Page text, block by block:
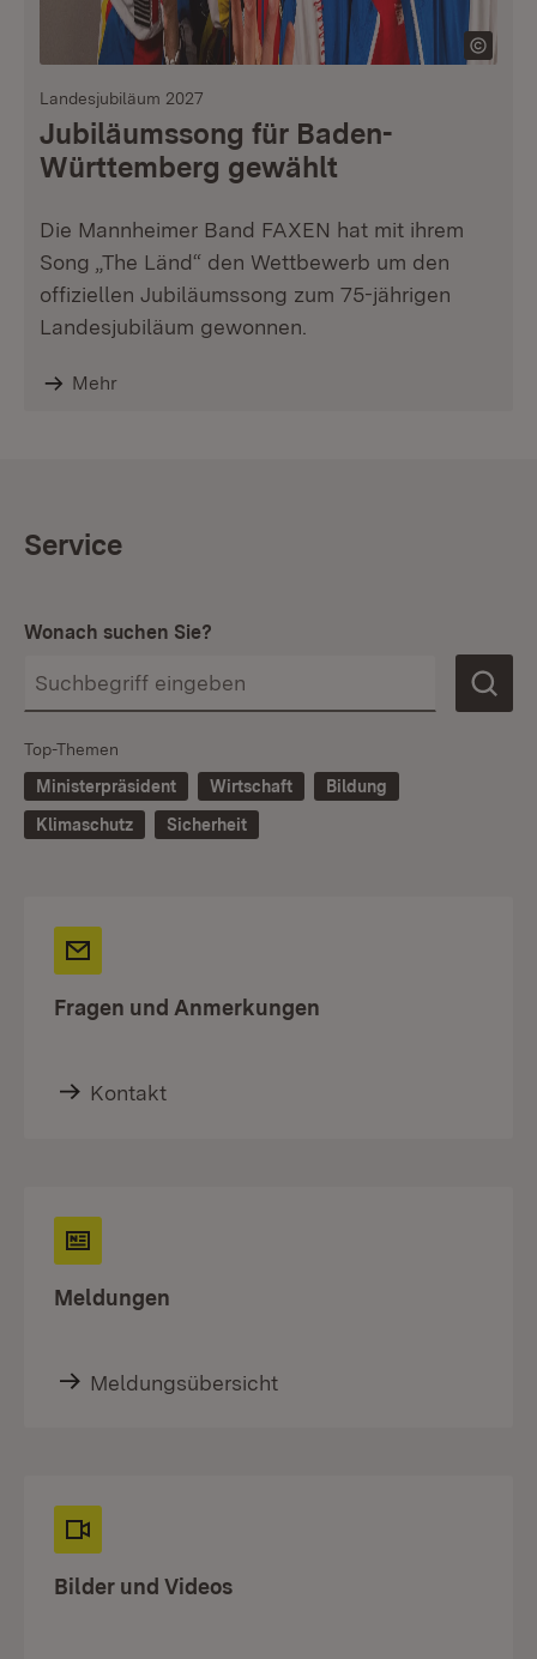
Landesjubiläum 2027
Jubiläumssong für Baden-
Württemberg gewählt
Die Mannheimer Band FAXEN hat mit ihrem
Song „The Länd“ den Wettbewerb um den
offiziellen Jubiläumssong zum 75-jährigen
Landesjubiläum gewonnen.
Mehr
Service
Wonach suchen Sie?
Top-Themen
Ministerpräsident
Wirtschaft
Bildung
Klimaschutz
Sicherheit
Fragen und Anmerkungen
Kontakt
Meldungen
Meldungsübersicht
Bilder und Videos